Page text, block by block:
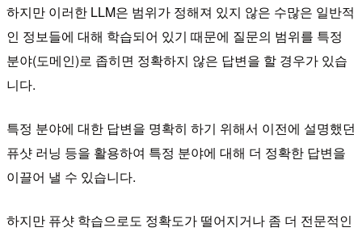
하지만 이러한 LLM은 범위가 정해져 있지 않은 수많은 일반적
인 정보들에 대해 학습되어 있기 때문에 질문의 범위를 특정
분야(도메인)로 좁히면 정확하지 않은 답변을 할 경우가 있습
니다.
특정 분야에 대한 답변을 명확히 하기 위해서 이전에 설명했던
퓨샷 러닝 등을 활용하여 특정 분야에 대해 더 정확한 답변을
이끌어 낼 수 있습니다.
하지만 퓨샷 학습으로도 정확도가 떨어지거나 좀 더 전문적인